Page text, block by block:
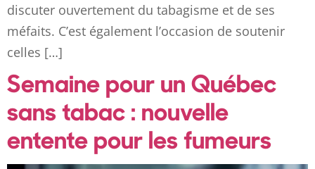
discuter ouvertement du tabagisme et de ses
méfaits. C’est également l’occasion de soutenir
celles […]
Semaine pour un Québec
sans tabac : nouvelle
entente pour les fumeurs